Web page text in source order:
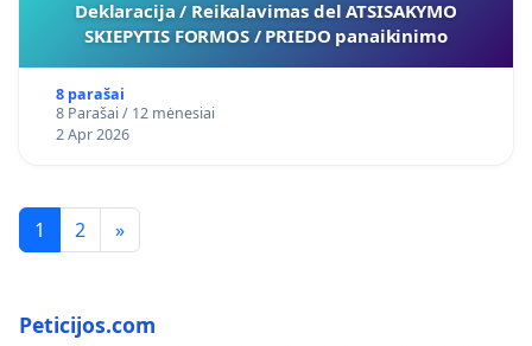
Deklaracija / Reikalavimas del ATSISAKYMO
SKIEPYTIS FORMOS / PRIEDO panaikinimo
8 parašai
8 Parašai / 12 mėnesiai
2 Apr 2026
1 2 »
Peticijos.com